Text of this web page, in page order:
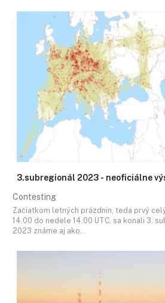
3.subregionál 2023 - neoficiálne
Contesting
Začiatkom letných prázdnin, teda prvý
14,00 do nedele 14,00 UTC, sa konali 3.
2023 známe aj ako…